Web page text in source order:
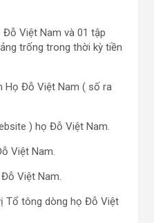
Đỗ Việt Nam và 01 tập
trống trong thời kỳ tiền
Họ Đỗ Việt Nam ( số ra
) họ Đỗ Việt Nam.
Việt Nam.
Việt Nam.
Tổ tông dòng họ Đỗ Việt